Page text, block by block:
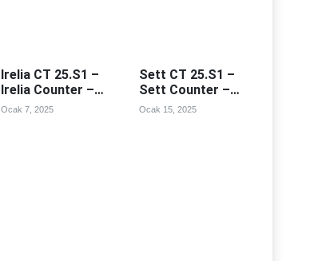
Irelia CT 25.S1 –
Irelia Counter –
Irealia Counterleri
Ocak 7, 2025
Sett CT 25.S1 –
Sett Counter –
Sett Counterleri
Ocak 15, 2025